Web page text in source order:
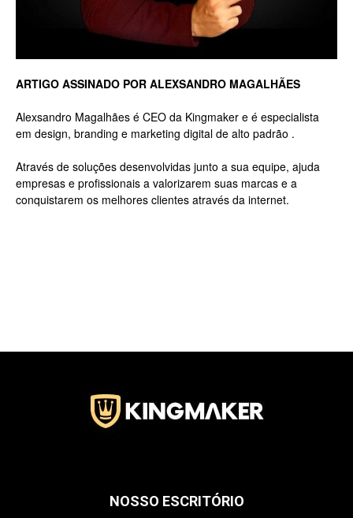
Rua
Haddock
ARTIGO ASSINADO POR ALEXSANDRO MAGALHÃES
Alexsandro Magalhães é CEO da Kingmaker e é especialista
em design, branding e marketing digital de alto padrão .
Através de soluções desenvolvidas junto a sua equipe, ajuda
empresas e profissionais a valorizarem suas marcas e a
conquistarem os melhores clientes através da internet.
NOSSO ESCRITÓRIO